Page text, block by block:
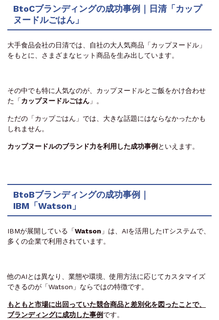
BtoCブランディングの成功事例｜日清「カップ
ヌードルごはん」
大手食品会社の日清では、自社の大人気商品「カップヌードル」
をもとに、さまざまなヒット商品を生み出しています。
その中でも特に人気なのが、カップヌードルとご飯をかけ合わせ
た「カップヌードルごはん 」。
ただの「カップごはん」では、大きな話題にはならなかったかも
しれません。
カップヌードルのブランド力を利用した成功事例 といえます。
BtoBブランディングの成功事例｜
IBM「Watson」
IBMが展開している「Watson 」は、AIを活用したITシステムで、
多くの企業で利用されています。
他のAIとは異なり、業態や環境、使用方法に応じてカスタマイズ
できるのが「Watson」ならではの特徴です。
もともと市場に出回っていた競合商品と差別化を図ったことで、
ブランディングに成功した事例です。